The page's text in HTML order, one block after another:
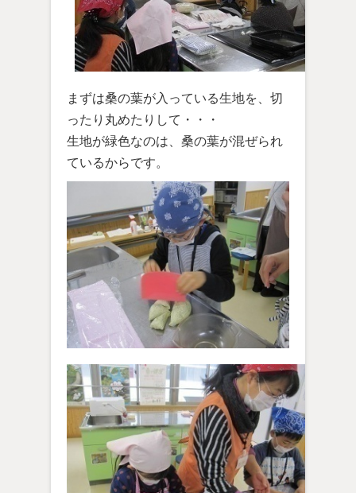
まずは桑の葉が入っている生地を、切
ったり丸めたりして・・・
生地が緑色なのは、桑の葉が混ぜられ
ているからです。